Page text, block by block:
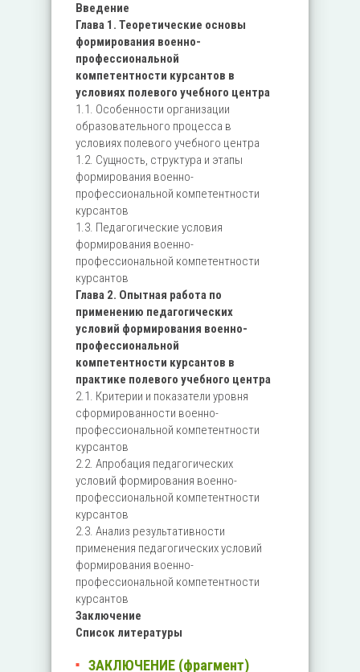
Введение
Глава 1. Теоретические основы
формирования военно-
профессиональной
компетентности курсантов в
условиях полевого учебного центра
1.1. Особенности организации
образовательного процесса в
условиях полевого учебного центра
1.2. Сущность, структура и этапы
формирования военно-
профессиональной компетентности
курсантов
1.3. Педагогические условия
формирования военно-
профессиональной компетентности
курсантов
Глава 2. Опытная работа по
применению педагогических
условий формирования военно-
профессиональной
компетентности курсантов в
практике полевого учебного центра
2.1. Критерии и показатели уровня
сформированности военно-
профессиональной компетентности
курсантов
2.2. Апробация педагогических
условий формирования военно-
профессиональной компетентности
курсантов
2.3. Анализ результативности
применения педагогических условий
формирования военно-
профессиональной компетентности
курсантов
Заключение
Список литературы
ЗАКЛЮЧЕНИЕ (фрагмент)